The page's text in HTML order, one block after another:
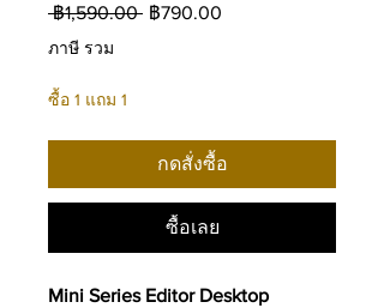
฿1,590.00 ราคา
฿790.00
ภาษี รวม
ซื้อ 1 แถม 1
กดสั่งซื้อ
ซื้อเลย
Mini Series Editor Desktop